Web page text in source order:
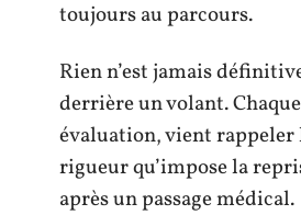
toujours au parcours.
Rien n’est jamais
derrière un volant.
évaluation, vient rappeler
rigueur qu’impose la
après un passage médical.